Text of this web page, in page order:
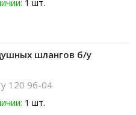
1 шт.
шлангов б/у
120 96-04
1 шт.